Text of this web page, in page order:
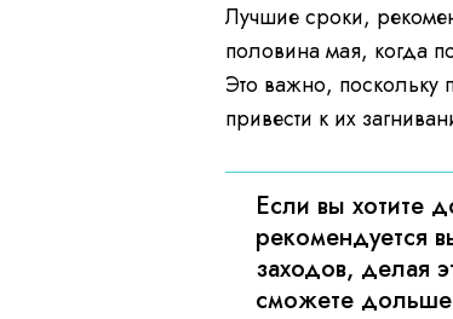
Лучшие сроки,
половина мая, когда
Это важно,
привести к их
Если вы хотите
рекомендуется
заходов, делая
сможете дольше